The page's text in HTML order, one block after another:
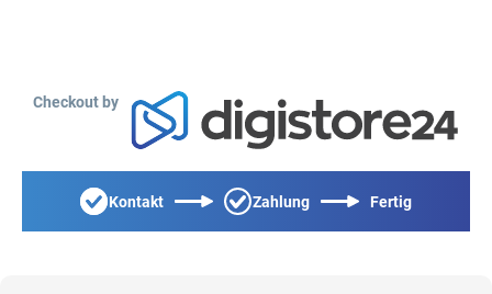
Checkout by
Kontakt Zahlung Fertig